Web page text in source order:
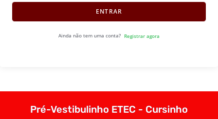
ENTRAR
Ainda não tem uma conta? Registrar agora
Pré-Vestibulinho ETEC - Cursinho